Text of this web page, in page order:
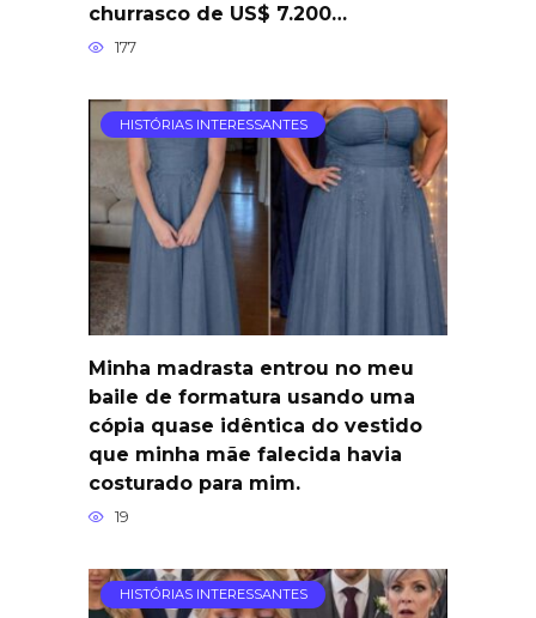
churrasco de US$ 7.200…
177
HISTÓRIAS INTERESSANTES
Minha madrasta entrou no meu
baile de formatura usando uma
cópia quase idêntica do vestido
que minha mãe falecida havia
costurado para mim.
19
HISTÓRIAS INTERESSANTES